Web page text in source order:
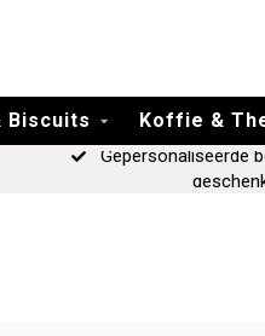
Biscuits Koffie &
Gepersonaliseerde